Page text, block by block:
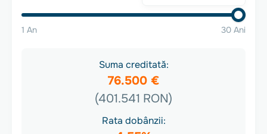
1 An 30 Ani
Suma creditată:
76.500 €
(401.541 RON)
Rata dobânzii: